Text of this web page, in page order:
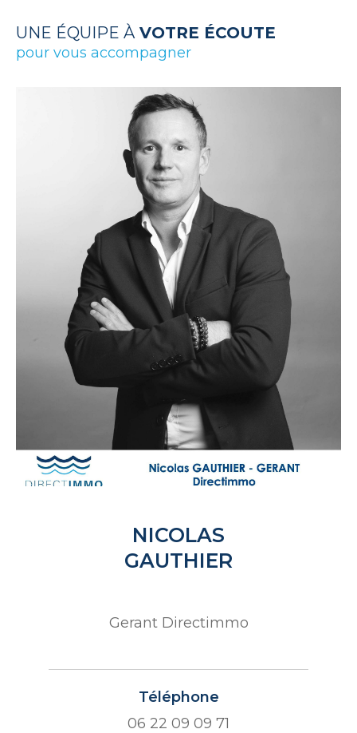
UNE ÉQUIPE ÀVOTRE ÉCOUTE
pour vous accompagner
NICOLAS
GAUTHIER
Gerant Directimmo
Téléphone
06 22 09 09 71